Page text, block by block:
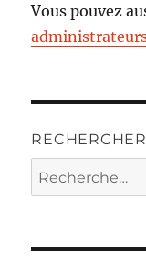
Vous pouvez
Recherche
pour :